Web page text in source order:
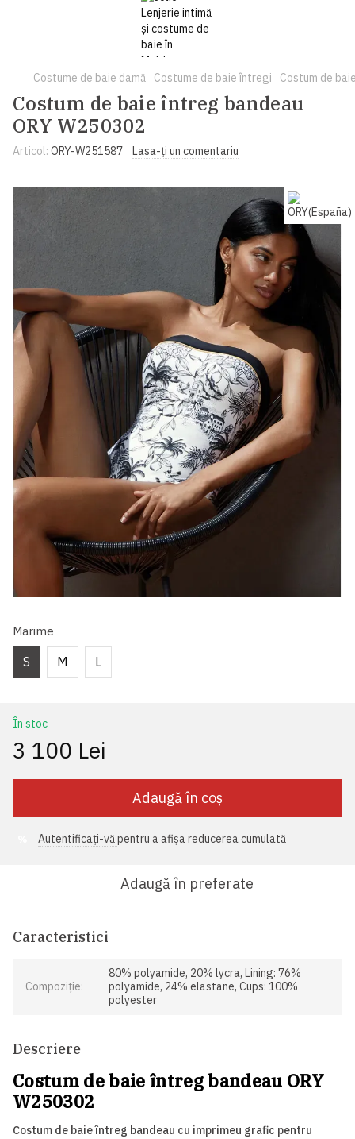
Costume de baie damă Costume de baie întregi Costum de
Costum de baie întreg bandeau
ORY W250302
Articol: ORY-W251587 Lasa-ți un comentariu
Marime
S M L
În stoc
3 100 Lei
Adaugă în coș
Autentificați-văpentru a afișa reducerea cumulată
Adaugă în preferate
Caracteristici
Compoziție:
80% polyamide, 20% lycra, Lining: 76%
polyamide, 24% elastane, Cups: 100%
polyester
Descriere
Costum de baie întreg bandeau ORY
W250302
Costum de baie întreg bandeau cu imprimeu grafic pentru